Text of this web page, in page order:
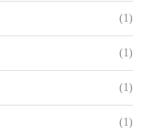
(1)
(1)
(1)
(1)